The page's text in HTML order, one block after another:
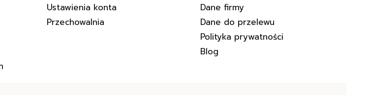
Ustawienia konta
Przechowalnia
Dane firmy
Dane do przelewu
Polityka prywatności
Blog